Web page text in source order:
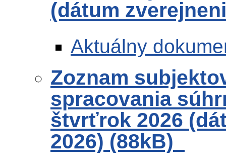
(dátum
Aktuálny
Zoznam
spracovania
štvrťrok 2026
2026) (88kB)